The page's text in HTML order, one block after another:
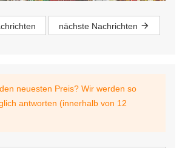
nächste Nachrichten
neuesten Preis? Wir werden so
antworten (innerhalb von 12